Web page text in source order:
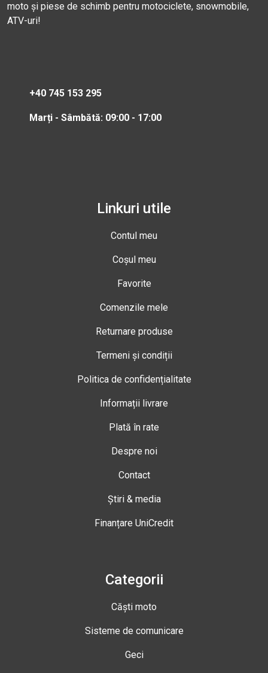
moto și piese de schimb pentru motociclete, snowmobile,
ATV-uri!
+40 745 153 295
Marți - Sâmbătă: 09:00 - 17:00
Linkuri utile
Contul meu
Coșul meu
Favorite
Comenzile mele
Returnare produse
Termeni și condiții
Politica de confidențialitate
Informații livrare
Plată în rate
Despre noi
Contact
Știri & media
Finanțare UniCredit
Categorii
Căști moto
Sisteme de comunicare
Geci